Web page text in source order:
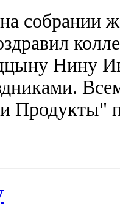
Нину
Продукты"